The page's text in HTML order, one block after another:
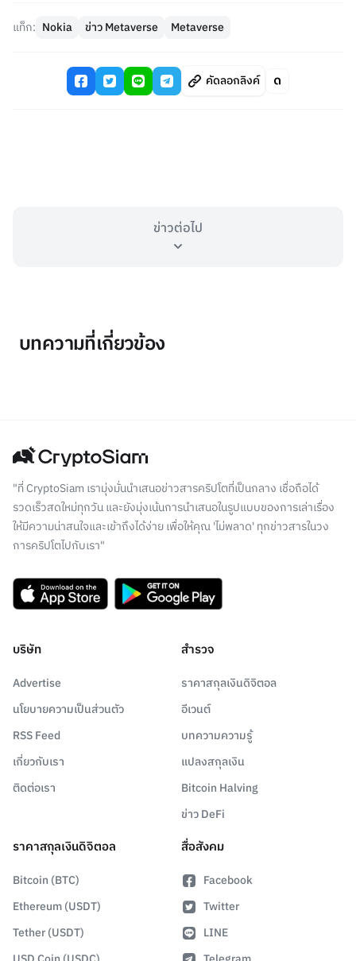
แท็ก: Nokia ข่าว Metaverse Metaverse
คัดลอกลิงค์
ข่าวต่อไป
บทความที่เกี่ยวข้อง
"ที่ CryptoSiam เรามุ่งมั่นนำเสนอข่าวสารคริปโตที่เป็นกลาง เชื่อถือได้
รวดเร็วสดใหม่ทุกวัน และยังมุ่งเน้นการนำเสนอในรูปแบบของการเล่าเรื่อง
ให้มีความน่าสนใจและเข้าถึงได้ง่าย เพื่อให้คุณ 'ไม่พลาด' ทุกข่าวสารในวง
การคริปโตไปกับเรา"
บริษัท
Advertise
นโยบายความเป็นส่วนตัว
RSS Feed
เกี่ยวกับเรา
ติดต่อเรา
สำรวจ
ราคาสกุลเงินดิจิตอล
อีเวนต์
บทความความรู้
แปลงสกุลเงิน
Bitcoin Halving
ข่าว DeFi
ราคาสกุลเงินดิจิตอล
Bitcoin (BTC)
Ethereum (USDT)
Tether (USDT)
สื่อสังคม
Facebook
Twitter
LINE